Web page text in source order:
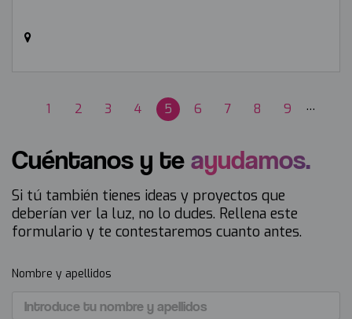
Página
1 Página
2 Página
3 Página
4
Página
5 Página
6 Página
7 Página
8 Página
9 …
Cuéntanos y teayudamos.
Si tú también tienes ideas y proyectos que
deberían ver la luz, no lo dudes. Rellena este
formulario y te contestaremos cuanto antes.
Nombre y apellidos